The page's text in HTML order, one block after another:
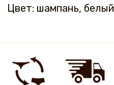
Цвет: шампань, белый